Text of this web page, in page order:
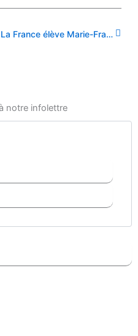
La France élève Marie-France Lalonde au rang de Chevalier dans l’ordre national du Mérite |ONFR+|
notre infolettre